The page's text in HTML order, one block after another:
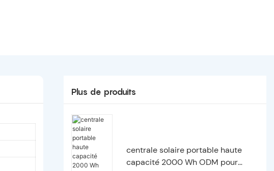
Plus de produits
centrale solaire portable haute
capacité 2000 Wh ODM pour